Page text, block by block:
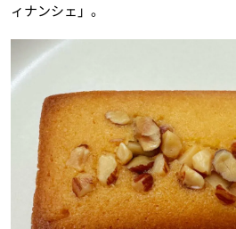
ィナンシェ」。